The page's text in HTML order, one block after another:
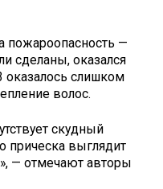
пожароопасность —
сделаны, оказался
слишком
волос.
скудный
прическа выглядит
— отмечают авторы